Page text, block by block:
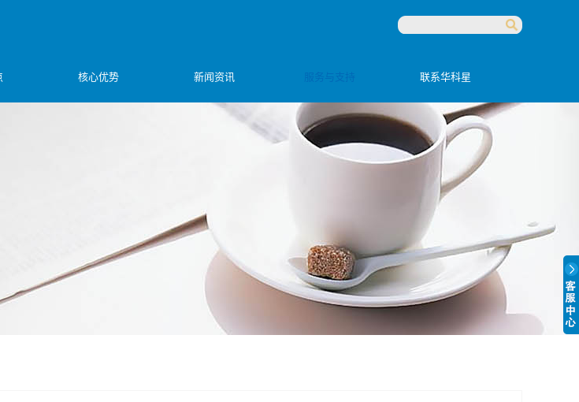
核心优势 新闻资讯 服务与支持 联系华科星